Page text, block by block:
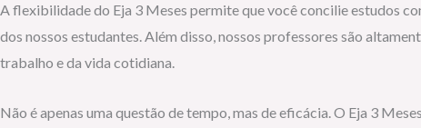
A flexibilidade do Eja 3 Meses permite que você concilie estudos
dos nossos estudantes. Além disso, nossos professores são
trabalho e da vida cotidiana.
Não é apenas uma questão de tempo, mas de eficácia. O Eja 3